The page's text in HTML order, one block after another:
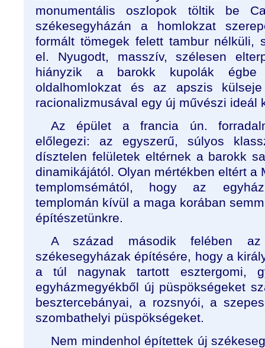
monumentális oszlopok töltik be
székesegyházán a homlokzat
formált tömegek felett tambur nélküli,
el. Nyugodt, masszív, szélesen
hiányzik a barokk kupolák
oldalhomlokzat és az apszis
racionalizmusával egy új művészi ideál
Az épület a francia ún.
előlegezi: az egyszerű, súlyos
dísztelen felületek eltérnek a barokk
dinamikájától. Olyan mértékben eltért a
templomsémától, hogy az
templomán kívül a maga korában
építészetünkre.
A század második felében
székesegyházak építésére, hogy a
a túl nagynak tartott esztergomi,
egyházmegyékből új püspökségeket
besztercebányai, a rozsnyói, a
szombathelyi püspökségeket.
Nem mindenhol építettek új